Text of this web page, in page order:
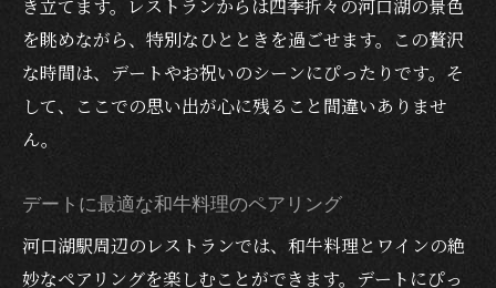
ト
和牛とワインを楽しむためのレストランガ
イド
心に響く和牛とワインの一皿河口湖でのデート
を楽しむ
き立てます。レストランからは四季折々の河口湖の景色
を眺めながら、特別なひとときを過ごせます。この贅沢
な時間は、デートやお祝いのシーンにぴったりです。そ
して、ここでの思い出が心に残ること間違いありませ
ん。
デートに最適な和牛料理のペアリング
河口湖駅周辺のレストランでは、和牛料理とワインの絶
妙なペアリングを楽しむことができます。デートにぴっ